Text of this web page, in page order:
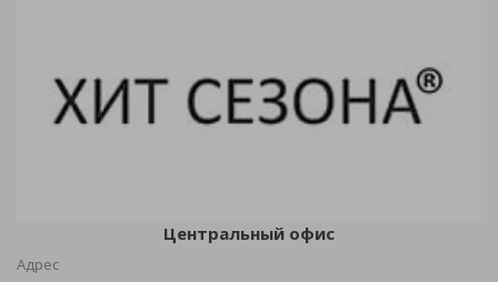
Центральный офис
Адрес